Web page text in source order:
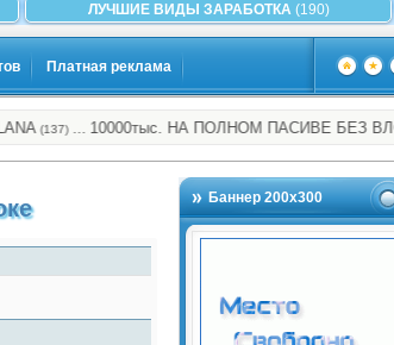
ЛУЧШИЕ ВИДЫ ЗАРАБОТКА(190)
Платная реклама
(137)…10000тыс. НА ПОЛНОМ ПАСИВЕ БЕЗ
Баннер 200х300